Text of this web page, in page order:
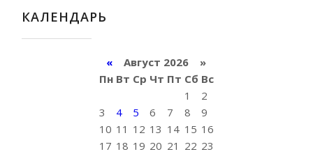
КАЛЕНДАРЬ
« Август 2026 »
Пн Вт Ср Чт Пт Сб Вс
1
2
3
4 5 6 7 8
9
10 11 12 13 14 15 16
17 18 19 20 21 22 23